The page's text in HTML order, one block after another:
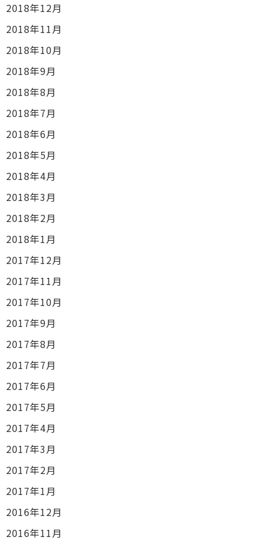
2018年12月
2018年11月
2018年10月
2018年9月
2018年8月
2018年7月
2018年6月
2018年5月
2018年4月
2018年3月
2018年2月
2018年1月
2017年12月
2017年11月
2017年10月
2017年9月
2017年8月
2017年7月
2017年6月
2017年5月
2017年4月
2017年3月
2017年2月
2017年1月
2016年12月
2016年11月